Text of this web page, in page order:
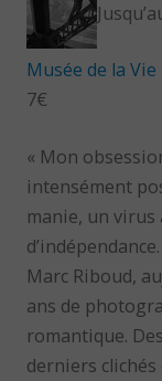
Musée de la
7€
« Mon
intensément
manie, un
Marc Riboud,
ans de
romantique.
derniers